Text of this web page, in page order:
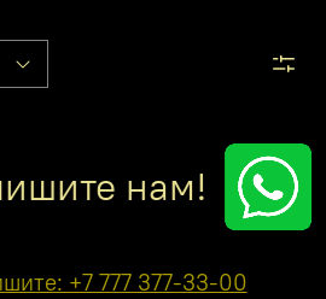
нам! +7
+7 777 377-33-00